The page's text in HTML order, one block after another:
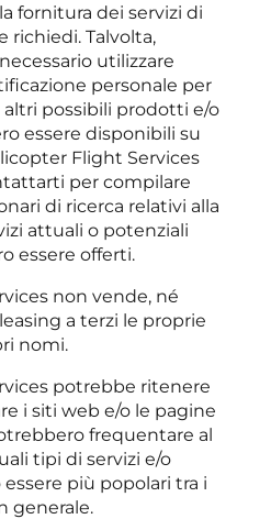
fornitura dei servizi di
richiedi. Talvolta,
utilizzare
personale per
possibili prodotti e/o
essere disponibili su
Flight Services
per compilare
di ricerca relativi alla
attuali o potenziali
essere offerti.
non vende, né
a terzi le proprie
nomi.
potrebbe ritenere
i siti web e/o le pagine
frequentare al
tipi di servizi e/o
più popolari tra i
generale.